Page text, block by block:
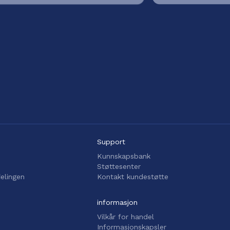
Support
Kunnskapsbank
Støttesenter
Kontakt kundestøtte
informasjon
Vilkår for handel
Informasjonskapsler